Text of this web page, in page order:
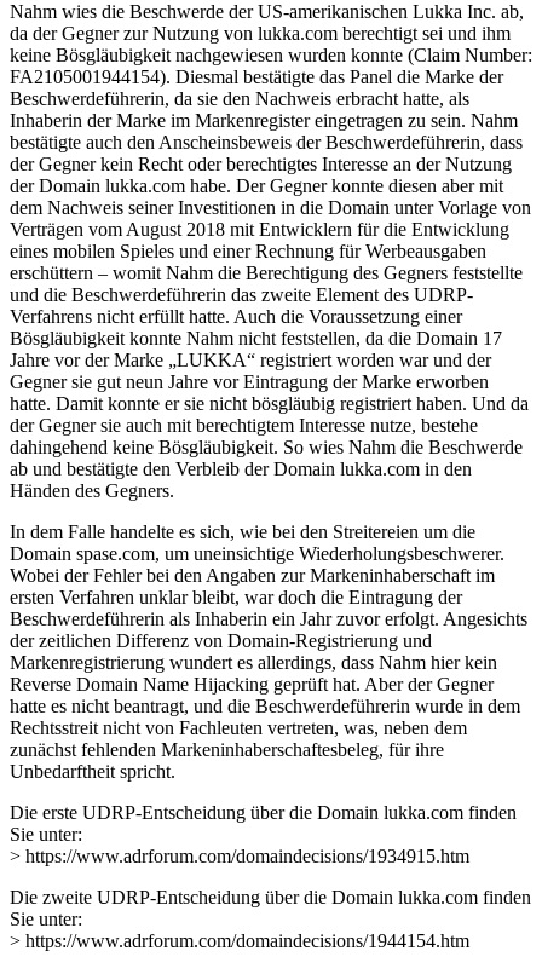
Nahm wies die Beschwerde der US-amerikanischen Lukka Inc. ab,
da der Gegner zur Nutzung von lukka.com berechtigt sei und ihm
keine Bösgläubigkeit nachgewiesen wurden konnte (Claim Number:
FA2105001944154). Diesmal bestätigte das Panel die Marke der
Beschwerdeführerin, da sie den Nachweis erbracht hatte, als
Inhaberin der Marke im Markenregister eingetragen zu sein. Nahm
bestätigte auch den Anscheinsbeweis der Beschwerdeführerin, dass
der Gegner kein Recht oder berechtigtes Interesse an der Nutzung
der Domain lukka.com habe. Der Gegner konnte diesen aber mit
dem Nachweis seiner Investitionen in die Domain unter Vorlage von
Verträgen vom August 2018 mit Entwicklern für die Entwicklung
eines mobilen Spieles und einer Rechnung für Werbeausgaben
erschüttern – womit Nahm die Berechtigung des Gegners feststellte
und die Beschwerdeführerin das zweite Element des UDRP-
Verfahrens nicht erfüllt hatte. Auch die Voraussetzung einer
Bösgläubigkeit konnte Nahm nicht feststellen, da die Domain 17
Jahre vor der Marke „LUKKA“ registriert worden war und der
Gegner sie gut neun Jahre vor Eintragung der Marke erworben
hatte. Damit konnte er sie nicht bösgläubig registriert haben. Und da
der Gegner sie auch mit berechtigtem Interesse nutze, bestehe
dahingehend keine Bösgläubigkeit. So wies Nahm die Beschwerde
ab und bestätigte den Verbleib der Domain lukka.com in den
Händen des Gegners.
In dem Falle handelte es sich, wie bei den Streitereien um die
Domain spase.com, um uneinsichtige Wiederholungsbeschwerer.
Wobei der Fehler bei den Angaben zur Markeninhaberschaft im
ersten Verfahren unklar bleibt, war doch die Eintragung der
Beschwerdeführerin als Inhaberin ein Jahr zuvor erfolgt. Angesichts
der zeitlichen Differenz von Domain-Registrierung und
Markenregistrierung wundert es allerdings, dass Nahm hier kein
Reverse Domain Name Hijacking geprüft hat. Aber der Gegner
hatte es nicht beantragt, und die Beschwerdeführerin wurde in dem
Rechtsstreit nicht von Fachleuten vertreten, was, neben dem
zunächst fehlenden Markeninhaberschaftesbeleg, für ihre
Unbedarftheit spricht.
Die erste UDRP-Entscheidung über die Domain lukka.com finden
Sie unter:
> https://www.adrforum.com/domaindecisions/1934915.htm
Die zweite UDRP-Entscheidung über die Domain lukka.com finden
Sie unter:
> https://www.adrforum.com/domaindecisions/1944154.htm